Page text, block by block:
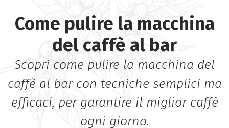
Come pulire la macchina
del caffè al bar
Scopri come pulire la macchina del
caffè al bar con tecniche semplici ma
efficaci, per garantire il miglior caffè
ogni giorno.